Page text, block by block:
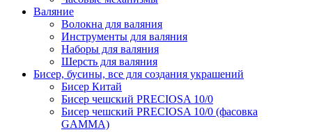
Валяние
Волокна для валяния
Инструменты для валяния
Наборы для валяния
Шерсть для валяния
Бисер, бусины, все для создания украшений
Бисер Китай
Бисер чешский PRECIOSA 10/0
Бисер чешский PRECIOSA 10/0 (фасовка
GAMMA)